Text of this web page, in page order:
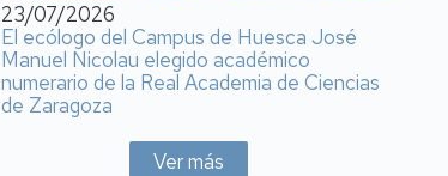
23/07/2026
El ecólogo del Campus de Huesca José
Manuel Nicolau elegido académico
numerario de la Real Academia de Ciencias
de Zaragoza
Ver más